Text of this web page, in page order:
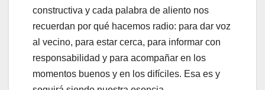
constructiva y cada palabra de aliento nos
recuerdan por qué hacemos radio: para dar voz
al vecino, para estar cerca, para informar con
responsabilidad y para acompañar en los
momentos buenos y en los difíciles. Esa es y